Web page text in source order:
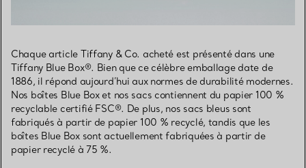
Chaque article Tiffany & Co. acheté est présenté dans une
Tiffany Blue Box®. Bien que ce célèbre emballage date de
1886, il répond aujourd’hui aux normes de durabilité modernes.
Nos boîtes Blue Box et nos sacs contiennent du papier 100 %
recyclable certifié FSC®. De plus, nos sacs bleus sont
fabriqués à partir de papier 100 % recyclé, tandis que les
boîtes Blue Box sont actuellement fabriquées à partir de
papier recyclé à 75 %.